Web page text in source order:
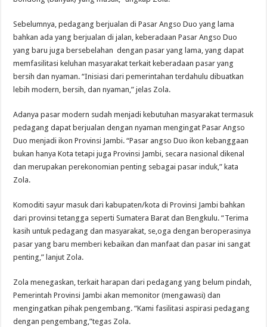
Sebelumnya, pedagang berjualan di Pasar Angso Duo yang lama
bahkan ada yang berjualan di jalan, keberadaan Pasar Angso Duo
yang baru juga bersebelahan dengan pasar yang lama, yang dapat
memfasilitasi keluhan masyarakat terkait keberadaan pasar yang
bersih dan nyaman. “Inisiasi dari pemerintahan terdahulu dibuatkan
lebih modern, bersih, dan nyaman,” jelas Zola.
Adanya pasar modern sudah menjadi kebutuhan masyarakat termasuk
pedagang dapat berjualan dengan nyaman mengingat Pasar Angso
Duo menjadi ikon Provinsi Jambi. “Pasar angso Duo ikon kebanggaan
bukan hanya Kota tetapi juga Provinsi Jambi, secara nasional dikenal
dan merupakan perekonomian penting sebagai pasar induk,” kata
Zola.
Komoditi sayur masuk dari kabupaten/kota di Provinsi Jambi bahkan
dari provinsi tetangga seperti Sumatera Barat dan Bengkulu. “Terima
kasih untuk pedagang dan masyarakat, se,oga dengan beroperasinya
pasar yang baru memberi kebaikan dan manfaat dan pasar ini sangat
penting,” lanjut Zola.
Zola menegaskan, terkait harapan dari pedagang yang belum pindah,
Pemerintah Provinsi Jambi akan memonitor (mengawasi) dan
mengingatkan pihak pengembang. “Kami fasilitasi aspirasi pedagang
dengan pengembang,”tegas Zola.